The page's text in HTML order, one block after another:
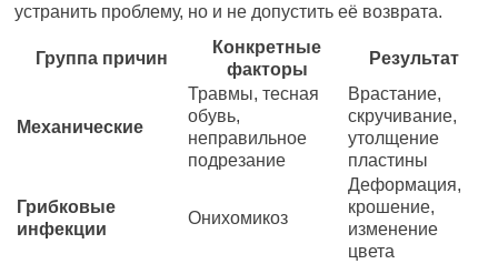
устранить проблему, но и не допустить её возврата.
Группа причин
Конкретные
факторы
Результат
Механические
Травмы, тесная
обувь,
неправильное
подрезание
Врастание,
скручивание,
утолщение
пластины
Грибковые
инфекции
Онихомикоз
Деформация,
крошение,
изменение
цвета